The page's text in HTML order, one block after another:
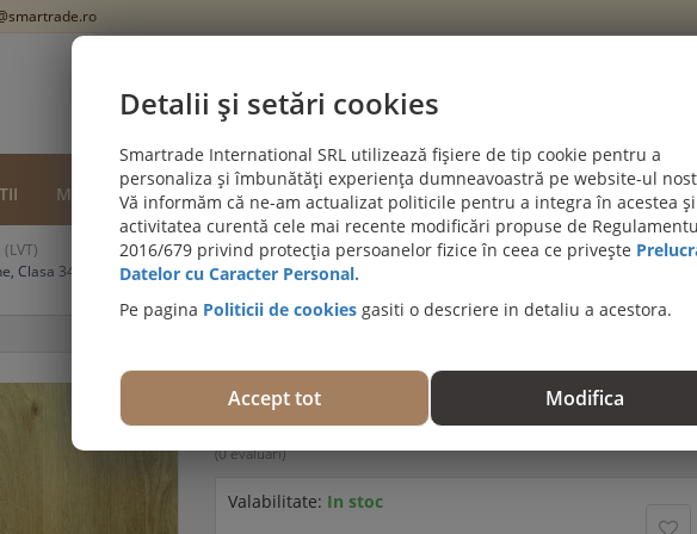
CATEGORII
MONTAJ PROIECTE CLIENTI BLOG DESPRE NOI AJUTĂ-MĂ SĂ
Clasa 34, click 5G,
SI LVT: Viziteaza secțiunea de pardoseli SPC SI LVT PROMOȚII
1218x228x5,5mm, cod: 45857/0167
Trebuie să fiţi autentificat pentru a evalua acest produs.
(0 evaluări)
Valabilitate: In stoc
Detalii și setări cookies
Smartrade International SRL utilizează fișiere de tip cookie pentru a
personaliza și îmbunătăți experiența dumneavoastră pe website-ul
Vă informăm că ne-am actualizat politicile pentru a integra în acestea
activitatea curentă cele mai recente modificări propuse de
2016/679 privind protecția persoanelor fizice în ceea ce privește
Datelor cu Caracter Personal.
Pe pagina Politicii de cookies gasiti o descriere in detaliu a acestora.
Accept tot Modifica